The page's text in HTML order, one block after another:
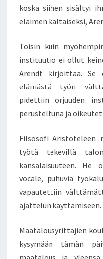
koska siihen sisältyi
eläimen kaltaiseksi,
Toisin kuin
instituutio ei ollut
Arendt kirjoittaa. Se
elämästä työn
pidettiin orjuuden
perusteltuna ja
Filsosofi Aristoteleen
työtä tekevillä
kansalaisuuteen. He
vocale, puhuvia
vapautettiin
ajattelun käyttämiseen.
Maatalousyrittäjien
kysymään tämän
maatalous ja yleensä